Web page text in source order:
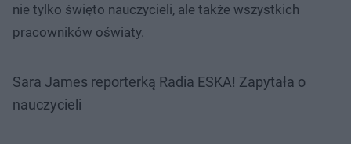
nie tylko święto nauczycieli, ale także wszystkich
pracowników oświaty.
Sara James reporterką Radia ESKA! Zapytała o
nauczycieli